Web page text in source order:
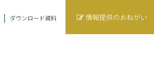
ダウンロード資料 情報提供のおねがい